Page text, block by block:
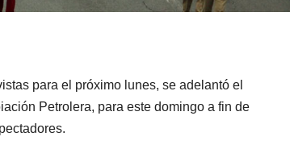
para el próximo lunes, se adelantó el
Petrolera, para este domingo a fin de